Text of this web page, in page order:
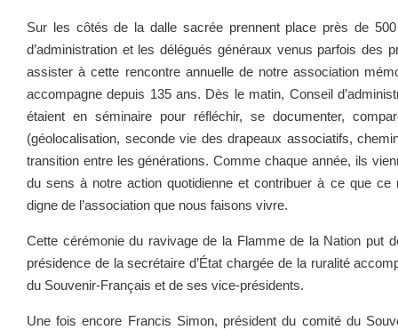
Sur les côtés de la dalle sacrée prennent place près de
d’administration et les délégués généraux venus parfois des
assister à cette rencontre annuelle de notre association
accompagne depuis 135 ans. Dès le matin, Conseil
étaient en séminaire pour réfléchir, se documenter,
(géolocalisation, seconde vie des drapeaux associatifs,
transition entre les générations. Comme chaque année, ils
du sens à notre action quotidienne et contribuer à ce que ce
digne de l’association que nous faisons vivre.
Cette cérémonie du ravivage de la Flamme de la Nation put
présidence de la secrétaire d’État chargée de la ruralité
du Souvenir-Français et de ses vice-présidents.
Une fois encore Francis Simon, président du comité du